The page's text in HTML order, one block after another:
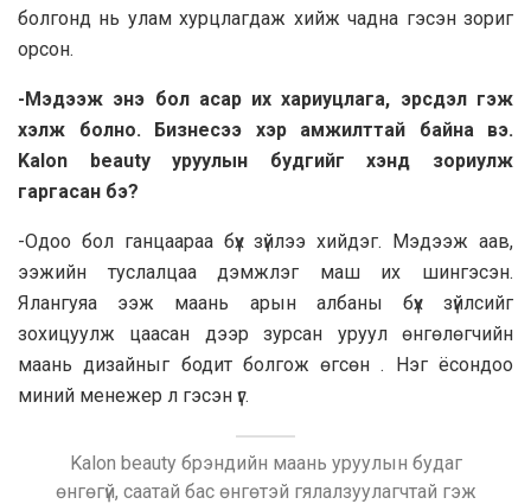
болгонд нь улам хурцлагдаж хийж чадна гэсэн зориг
орсон.
-Мэдээж энэ бол асар их хариуцлага, эрсдэл гэж
хэлж болно. Бизнесээ хэр амжилттай байна вэ.
Kalon beauty уруулын будгийг хэнд зориулж
гаргасан бэ?
-Одоо бол ганцаараа бүх зүйлээ хийдэг. Мэдээж аав,
ээжийн туслалцаа дэмжлэг маш их шингэсэн.
Ялангуяа ээж маань арын албаны бүх зүйлсийг
зохицуулж цаасан дээр зурсан уруул өнгөлөгчийн
маань дизайныг бодит болгож өгсөн . Нэг ёсондоо
миний менежер л гэсэн үг.
Kalon beauty брэндийн маань уруулын будаг
өнгөгүй, саатай бас өнгөтэй гялалзуулагчтай гэж